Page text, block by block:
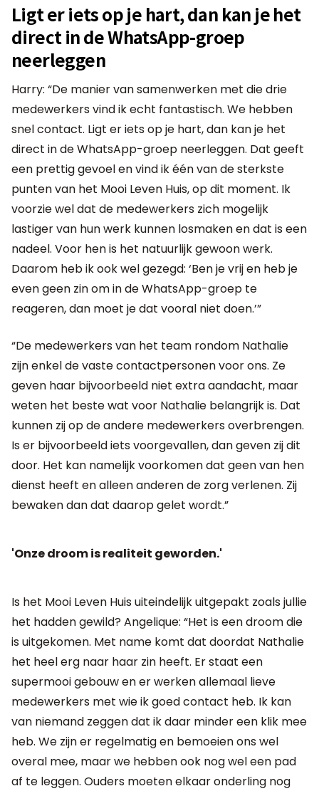
Ligt er iets op je hart, dan kan je het
direct in de WhatsApp-groep
neerleggen
Harry: “De manier van samenwerken met die drie
medewerkers vind ik echt fantastisch. We hebben
snel contact. Ligt er iets op je hart, dan kan je het
direct in de WhatsApp-groep neerleggen. Dat geeft
een prettig gevoel en vind ik één van de sterkste
punten van het Mooi Leven Huis, op dit moment. Ik
voorzie wel dat de medewerkers zich mogelijk
lastiger van hun werk kunnen losmaken en dat is een
nadeel. Voor hen is het natuurlijk gewoon werk.
Daarom heb ik ook wel gezegd: ‘Ben je vrij en heb je
even geen zin om in de WhatsApp-groep te
reageren, dan moet je dat vooral niet doen.’”
“De medewerkers van het team rondom Nathalie
zijn enkel de vaste contactpersonen voor ons. Ze
geven haar bijvoorbeeld niet extra aandacht, maar
weten het beste wat voor Nathalie belangrijk is. Dat
kunnen zij op de andere medewerkers overbrengen.
Is er bijvoorbeeld iets voorgevallen, dan geven zij dit
door. Het kan namelijk voorkomen dat geen van hen
dienst heeft en alleen anderen de zorg verlenen. Zij
bewaken dan dat daarop gelet wordt.”
'Onze droom is realiteit geworden.'
Is het Mooi Leven Huis uiteindelijk uitgepakt zoals jullie
het hadden gewild? Angelique: “Het is een droom die
is uitgekomen. Met name komt dat doordat Nathalie
het heel erg naar haar zin heeft. Er staat een
supermooi gebouw en er werken allemaal lieve
medewerkers met wie ik goed contact heb. Ik kan
van niemand zeggen dat ik daar minder een klik mee
heb. We zijn er regelmatig en bemoeien ons wel
overal mee, maar we hebben ook nog wel een pad
af te leggen. Ouders moeten elkaar onderling nog